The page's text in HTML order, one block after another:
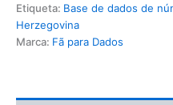
Etiqueta: Base de dados de
Herzegovina
Marca: Fã para Dados